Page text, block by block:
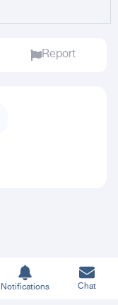
Report
Notifications Chat